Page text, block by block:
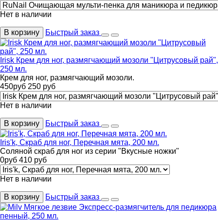
Нет в наличии
В корзину Быстрый заказ
Irisk Крем для ног, размягчающий мозоли "Цитрусовый рай",
250 мл.
Крем для ног, размягчающий мозоли.
450руб 250 руб
Нет в наличии
В корзину Быстрый заказ
Iris'k, Скраб для ног, Перечная мята, 200 мл.
Соляной скраб для ног из серии "Вкусные ножки"
0руб 410 руб
Нет в наличии
В корзину Быстрый заказ